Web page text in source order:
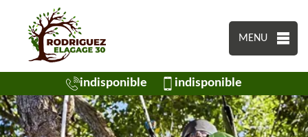
MENU
indisponible indisponible